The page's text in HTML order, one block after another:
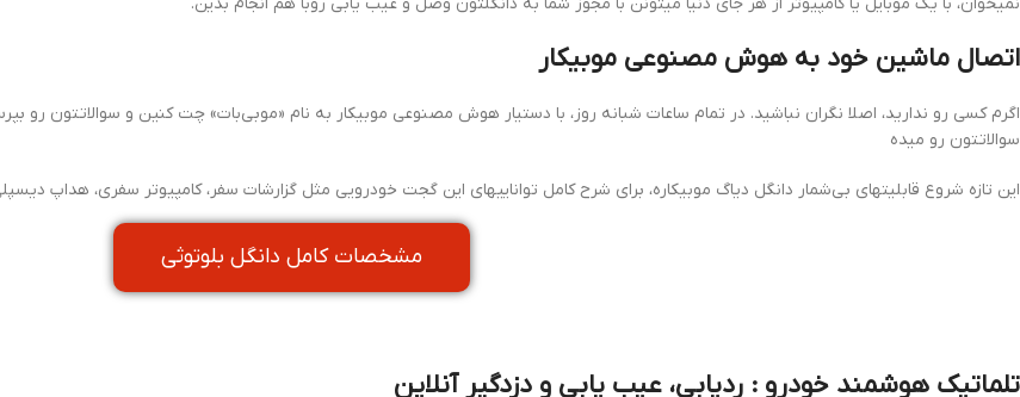
اتصال ماشین خود به هوش مصنوعی موبیکار
اگرم کسی رو ندارید، اصلا نگران نباشید. در تمام ساعات شبانه روز، با دستیار هوش مصنوعی موبیکار به نام «موبی‌بات» چت کنین و سوالاتتون
سوالاتتون رو میده
این تازه شروع قابلیتهای بی‌شمار دانگل دیاگ موبیکاره، برای شرح کامل تواناییهای این گجت خودرویی مثل گزارشات سفر، کامپیوتر سفری، هداپ
مشخصات کامل دانگل بلوتوثی
تلماتیک هوشمند خودرو : ردیابی، عیب یابی و دزدگیر آنلاین